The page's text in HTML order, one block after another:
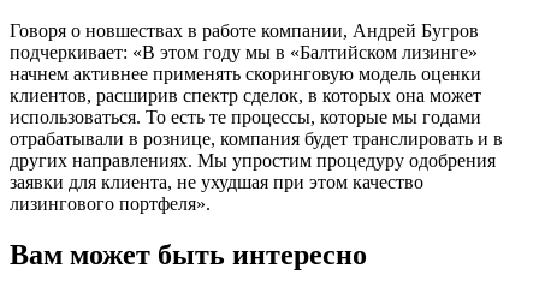
Говоря о новшествах в работе компании, Андрей Бугров
подчеркивает: «В этом году мы в «Балтийском лизинге»
начнем активнее применять скоринговую модель оценки
клиентов, расширив спектр сделок, в которых она может
использоваться. То есть те процессы, которые мы годами
отрабатывали в рознице, компания будет транслировать и в
других направлениях. Мы упростим процедуру одобрения
заявки для клиента, не ухудшая при этом качество
лизингового портфеля».
Вам может быть интересно